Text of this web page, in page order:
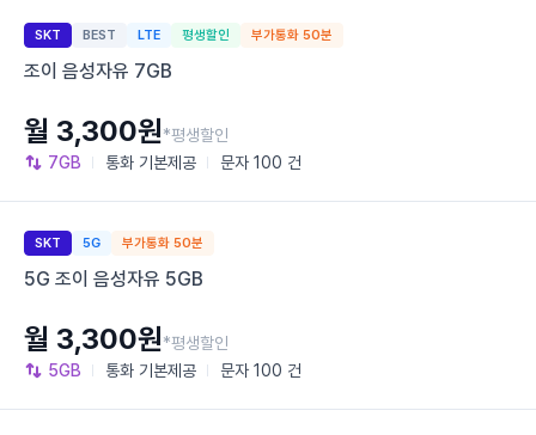
SKT BEST LTE 평생할인 부가통화 50분
조이 음성자유 7GB
7GB 통화 기본제공 문자 100 건
월 3,300원*평생할인
SKT 5G 부가통화 50분
5G 조이 음성자유 5GB
5GB 통화 기본제공 문자 100 건
월 3,300원*평생할인